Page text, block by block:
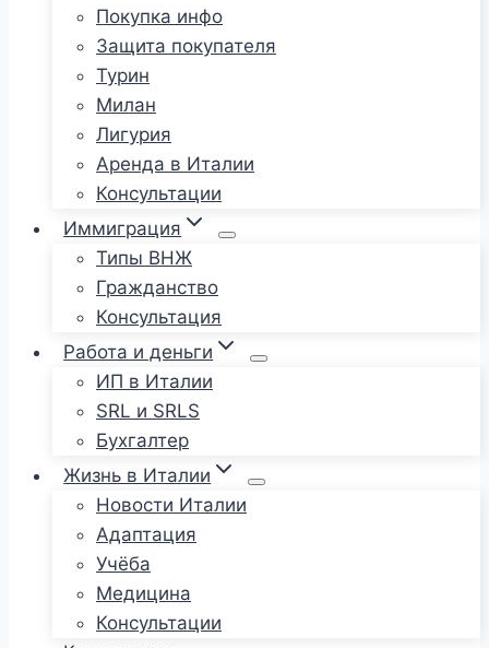
Покупка инфо
Защита покупателя
Турин
Милан
Лигурия
Аренда в Италии
Консультации
Иммиграция
Типы ВНЖ
Гражданство
Консультация
Работа и деньги
ИП в Италии
SRL и SRLS
Бухгалтер
Жизнь в Италии
Новости Италии
Адаптация
Учёба
Медицина
Консультации